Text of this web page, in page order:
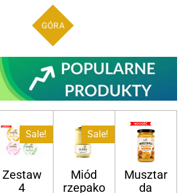
GÓRA
Sale!
Zestaw
4
Sale!
Miód
rzepako
Musztar
da